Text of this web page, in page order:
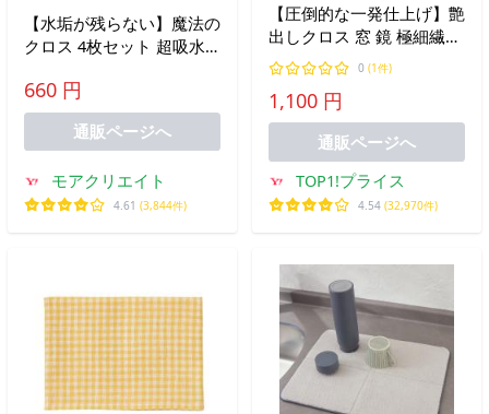
【水垢が残らない】魔法の
クロス 4枚セット 超吸水
鏡 油汚れ ガラス 窓 車 拭
き上げ 大掃除 掃除クロス
送料無料 2M◇ 掃除ダスタ
660 円
通販ページへ
モアクリエイト
4.61 (3,844件)
【圧倒的な一発仕上げ】艶
出しクロス 窓 鏡 極細繊維
マイクロファイバークロス
指紋取り くもり取り 洗剤
不要 掃除 道具 タオル 簡
単 車 送料無料 1M◇ ぴか
0 (1件)
1,100 円
通販ページへ
TOP1!プライス
4.54 (32,970件)